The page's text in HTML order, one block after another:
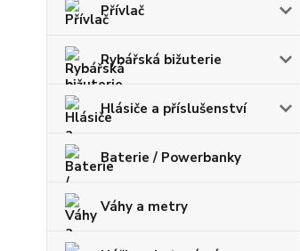
Přívlač
Rybářská bižuterie
Hlásiče a příslušenství
Baterie / Powerbanky
Váhy a metry